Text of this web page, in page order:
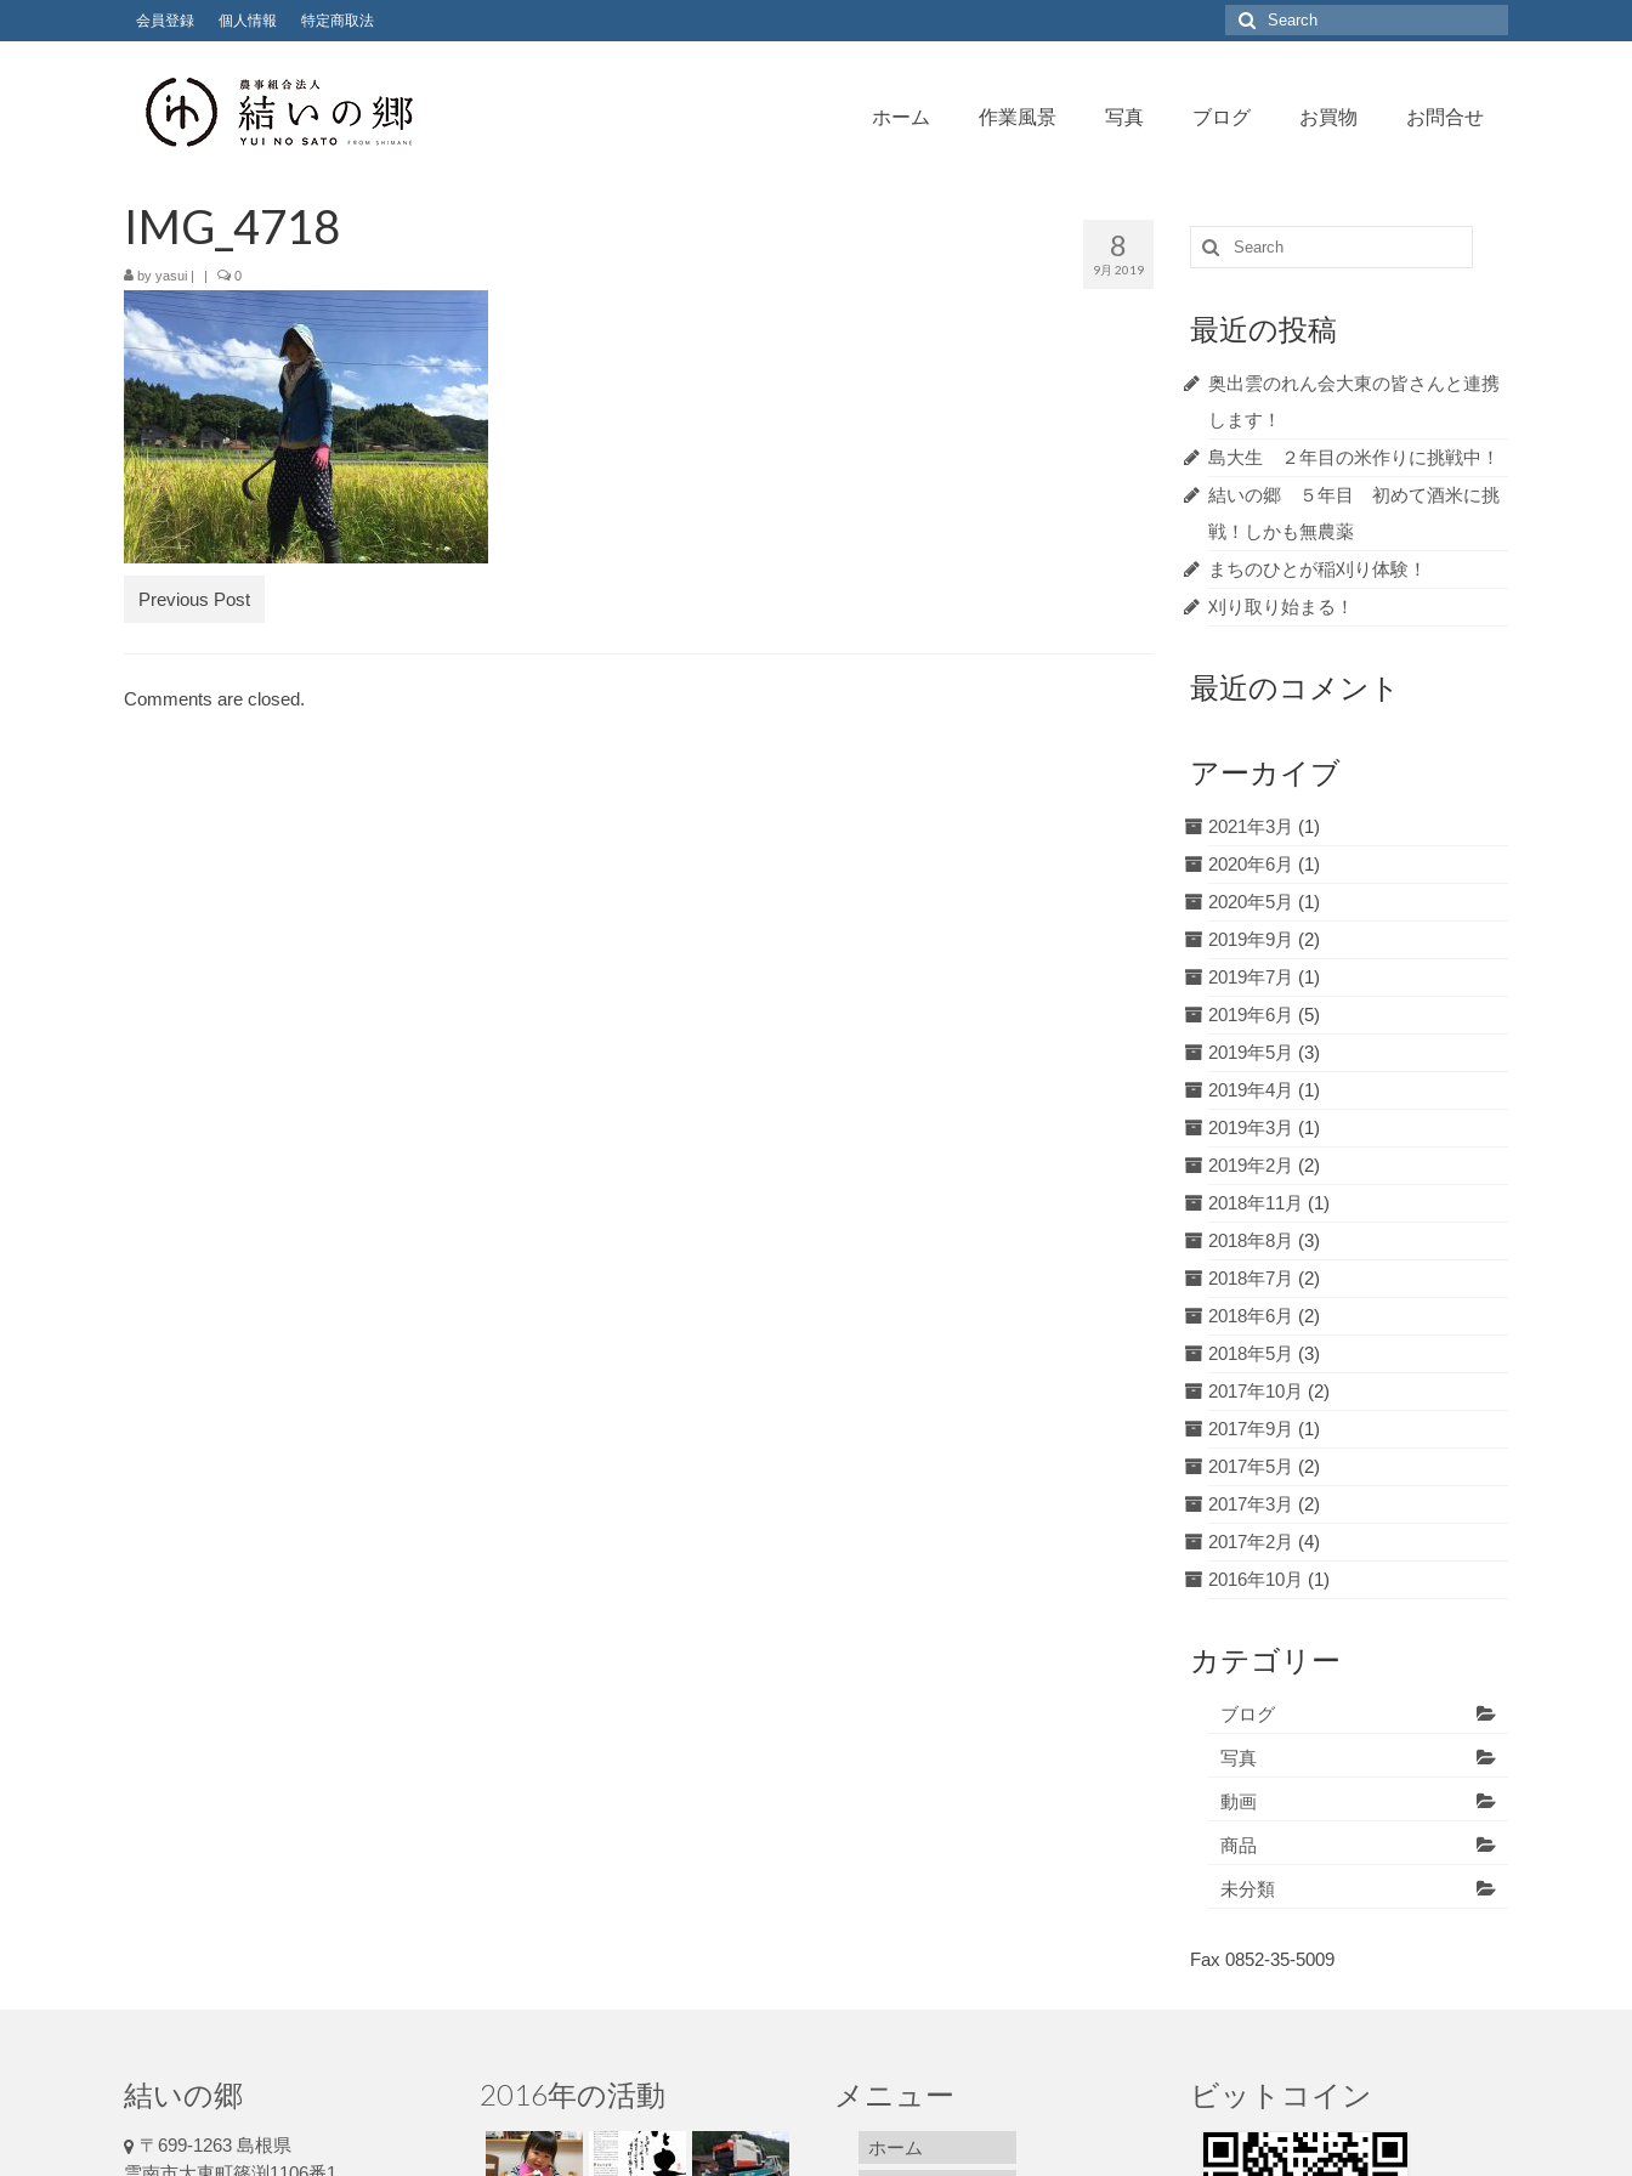
会員登録 個人情報 特定商取法
Search
for:
ホーム 作業風景 写真 ブログ お買物 お問合せ
8
9月 2019
IMG_4718
by yasui | | 0
Previous Post
Comments are closed.
Search
for:
最近の投稿
奥出雲のれん会大東の皆さんと連携
します！
島大生 ２年目の米作りに挑戦中！
結いの郷 ５年目 初めて酒米に挑
戦！しかも無農薬
まちのひとが稲刈り体験！
刈り取り始まる！
最近のコメント
アーカイブ
2021年3月 (1)
2020年6月 (1)
2020年5月 (1)
2019年9月 (2)
2019年7月 (1)
2019年6月 (5)
2019年5月 (3)
2019年4月 (1)
2019年3月 (1)
2019年2月 (2)
2018年11月 (1)
2018年8月 (3)
2018年7月 (2)
2018年6月 (2)
2018年5月 (3)
2017年10月 (2)
2017年9月 (1)
2017年5月 (2)
2017年3月 (2)
2017年2月 (4)
2016年10月 (1)
カテゴリー
ブログ
写真
動画
商品
未分類
Fax 0852-35-5009
結いの郷
〒699-1263 島根県
2016年の活動 メニュー
ホーム
ビットコイン